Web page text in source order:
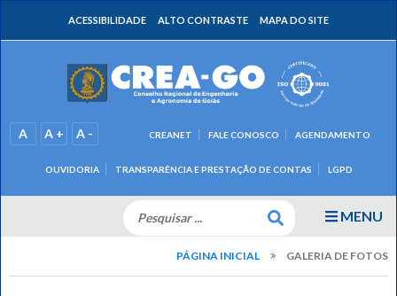
ACESSIBILIDADE ALTO CONTRASTE MAPA DO SITE
A A + A -
OUVIDORIA TRANSPARÊNCIA E PRESTAÇÃO DE CONTAS LGPD
CREANET FALE CONOSCO AGENDAMENTO
MENU
PÁGINA INICIAL GALERIA DE FOTOS